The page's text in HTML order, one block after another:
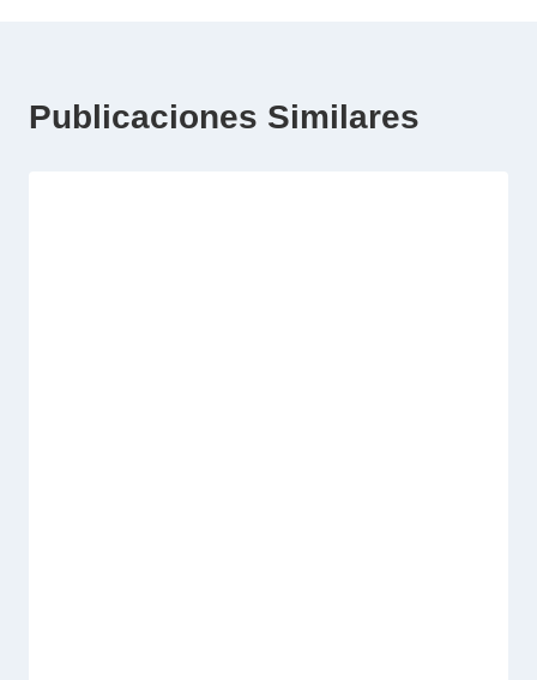
Publicaciones Similares